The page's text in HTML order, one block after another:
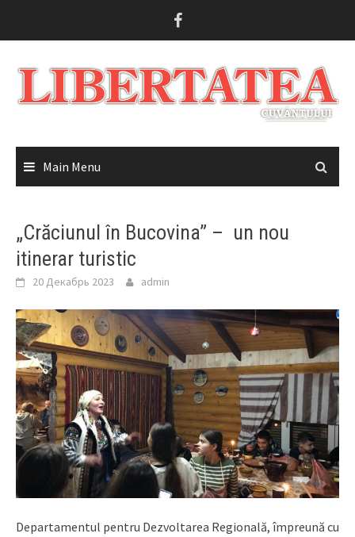
Main Menu
„Crăciunul în Bucovina” – un nou
itinerar turistic
20 Декабрь 2023 admin
Departamentul pentru Dezvoltarea Regională, împreună cu